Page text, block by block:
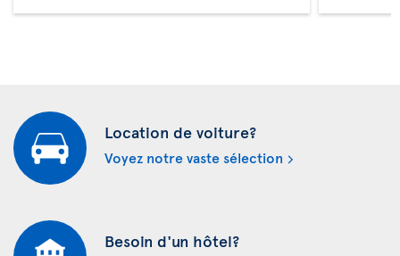
Location de voiture?
Voyez notre vaste sélection
Besoin d'un hôtel?